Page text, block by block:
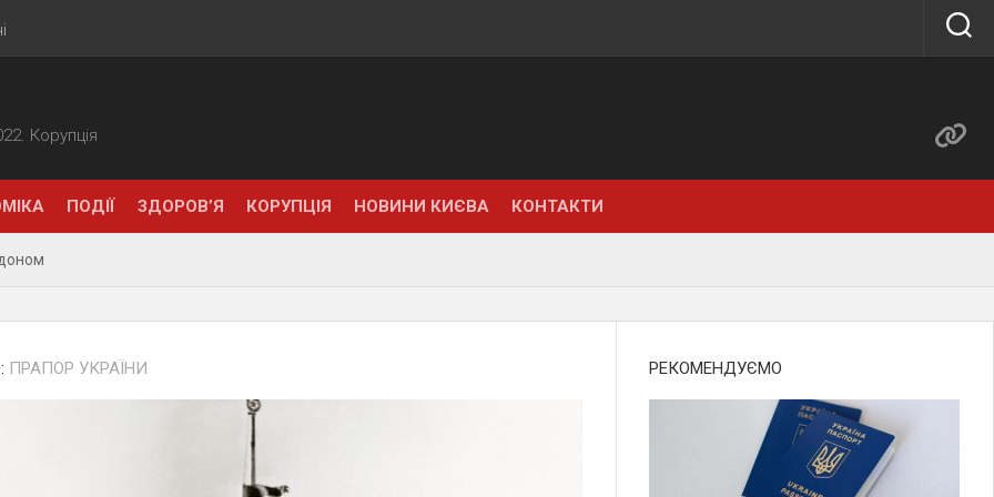
Корупція
ПОДІЇ ЗДОРОВ’Я КОРУПЦІЯ НОВИНИ КИЄВА КОНТАКТИ
ПРАПОР УКРАЇНИ РЕКОМЕНДУЄМО